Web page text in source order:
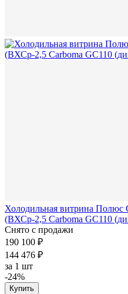
Холодильная витрина Полюс
(ВХСр-2,5 Carboma GC110
Снято с продажи
190 100 ₽
144 476 ₽
за 1 шт
-24%
Купить